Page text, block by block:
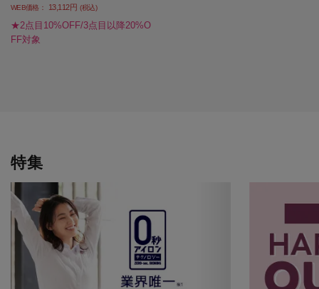
WEB価格： 13,112円 (税込)
★2点目10%OFF/3点目以降20%O
FF対象
特集